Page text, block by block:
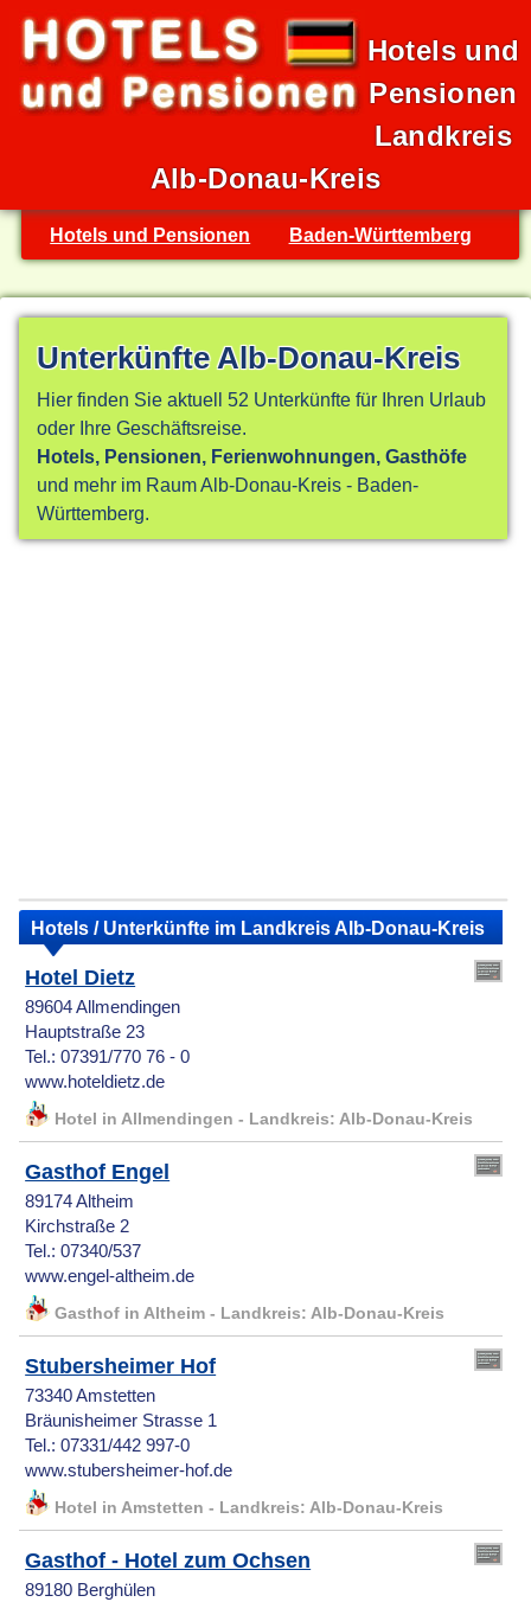
Hotels und
Pensionen
Landkreis
Alb-Donau-Kreis
Hotels und Pensionen Baden-Württemberg
Unterkünfte Alb-Donau-Kreis
Hier finden Sie aktuell 52 Unterkünfte für Ihren Urlaub
oder Ihre Geschäftsreise.
Hotels, Pensionen, Ferienwohnungen, Gasthöfe
und mehr im Raum Alb-Donau-Kreis - Baden-
Württemberg.
Hotels / Unterkünfte im Landkreis Alb-Donau-Kreis
Hotel Dietz
89604 Allmendingen
Hauptstraße 23
Tel.: 07391/770 76 - 0
www.hoteldietz.de
Hotel in Allmendingen - Landkreis: Alb-Donau-Kreis
Gasthof Engel
89174 Altheim
Kirchstraße 2
Tel.: 07340/537
www.engel-altheim.de
Gasthof in Altheim - Landkreis: Alb-Donau-Kreis
Stubersheimer Hof
73340 Amstetten
Bräunisheimer Strasse 1
Tel.: 07331/442 997-0
www.stubersheimer-hof.de
Hotel in Amstetten - Landkreis: Alb-Donau-Kreis
Gasthof - Hotel zum Ochsen
89180 Berghülen